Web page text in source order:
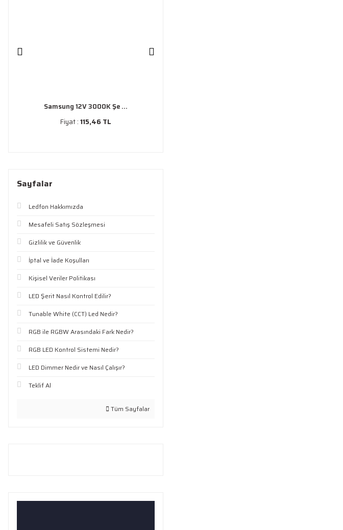
Samsung 12V 3000K Şe ...
Fiyat :115,46 TL
Sayfalar
Ledfon Hakkımızda
Mesafeli Satış Sözleşmesi
Gizlilik ve Güvenlik
İptal ve İade Koşulları
Kişisel Veriler Politikası
LED Şerit Nasıl Kontrol Edilir?
Tunable White (CCT) Led Nedir?
RGB ile RGBW Arasındaki Fark Nedir?
RGB LED Kontrol Sistemi Nedir?
LED Dimmer Nedir ve Nasıl Çalışır?
Teklif Al
Tüm Sayfalar